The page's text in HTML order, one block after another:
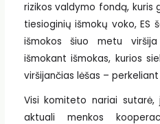
rizikos valdymo fondą,
tiesioginių išmokų voko, ES
išmokos šiuo metu viršija
išmokant išmokas, kurios
viršijančias lėšas –
Visi komiteto nariai sutarė,
aktuali menkos